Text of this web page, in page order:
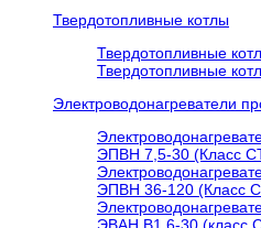
Твердотопливные котлы
Твердотопливные
Твердотопливные
Электроводонагреватели
ЭПВН 7,5-30 (Класс
ЭПВН 36-120 (Класс